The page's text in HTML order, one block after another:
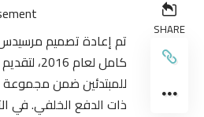
SHARE
للمبتدئين ضمن مجموعة
ذات الدفع الخلفي. في